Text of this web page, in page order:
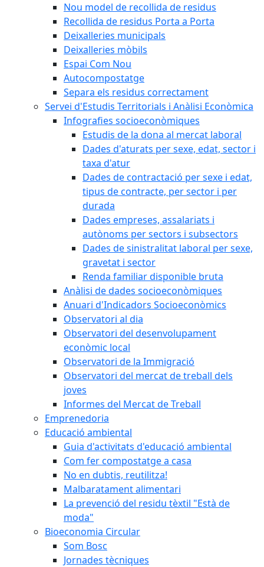
Nou model de recollida de residus
Recollida de residus Porta a Porta
Deixalleries municipals
Deixalleries mòbils
Espai Com Nou
Autocompostatge
Separa els residus correctament
Servei d'Estudis Territorials i Anàlisi Econòmica
Infografies socioeconòmiques
Estudis de la dona al mercat laboral
Dades d'aturats per sexe, edat, sector i
taxa d'atur
Dades de contractació per sexe i edat,
tipus de contracte, per sector i per
durada
Dades empreses, assalariats i
autònoms per sectors i subsectors
Dades de sinistralitat laboral per sexe,
gravetat i sector
Renda familiar disponible bruta
Anàlisi de dades socioeconòmiques
Anuari d'Indicadors Socioeconòmics
Observatori al dia
Observatori del desenvolupament
econòmic local
Observatori de la Immigració
Observatori del mercat de treball dels
joves
Informes del Mercat de Treball
Emprenedoria
Educació ambiental
Guia d'activitats d'educació ambiental
Com fer compostatge a casa
No en dubtis, reutilitza!
Malbaratament alimentari
La prevenció del residu tèxtil "Està de
moda"
Bioeconomia Circular
Som Bosc
Jornades tècniques